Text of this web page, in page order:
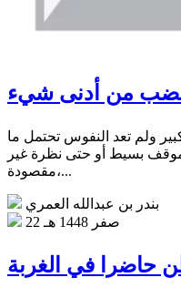
من أدنى شيء
ولم تعد النفوس تحتمل ما
موقف بسيط أو حتى نظرة غير
مقصودة،...
بندر بن عبدالله العمري
22 صفر 1448 هـ
حاضرا في الغربة